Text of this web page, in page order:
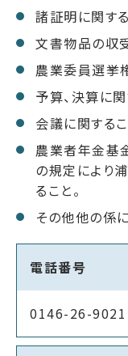
諸証明に関する
文書物品の収
農業委員選挙
予算、決算に関
会議に関するこ
農業者年金基
の規定により
ること。
その他他の係
電話番号
0146-26-9021